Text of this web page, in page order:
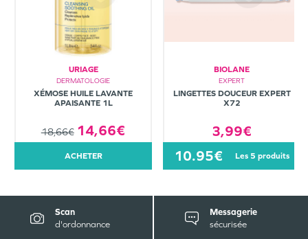
URIAGE
DERMATOLOGIE
XÉMOSE HUILE LAVANTE
APAISANTE 1L
18,66€ 14,66€
ACHETER
BIOLANE
EXPERT
LINGETTES DOUCEUR EXPERT
X72
3,99€
10.95€ les 5 produits
Scan
d'ordonnance
Messagerie
sécurisée